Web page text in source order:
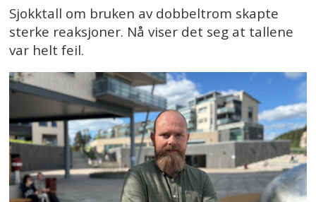
Sjokktall om bruken av dobbeltrom skapte
sterke reaksjoner. Nå viser det seg at tallene
var helt feil.